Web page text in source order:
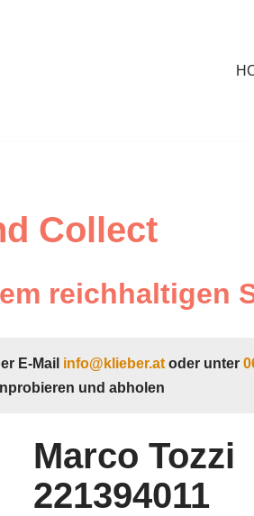
Collect
reichhaltigen
E-Mail info@klieber.at oder unter
und abholen
Marco Tozzi
221394011